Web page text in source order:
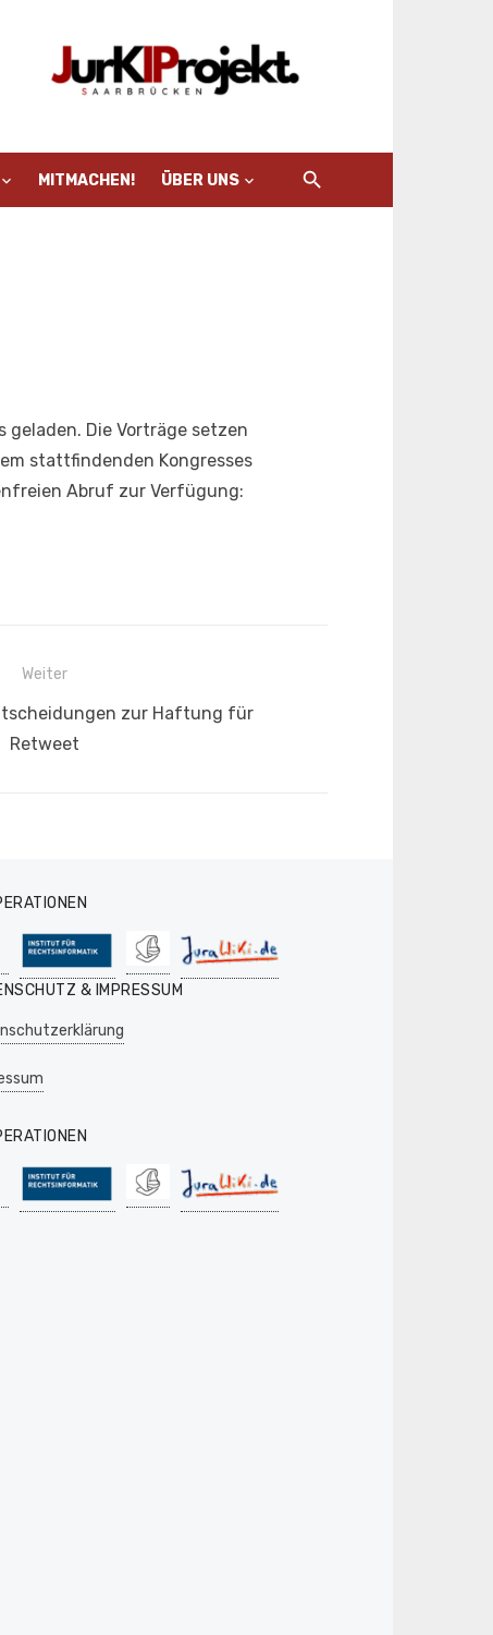
MITMACHEN! ÜBER UNS
geladen. Die Vorträge setzen
stattfindenden Kongresses
Abruf zur Verfügung:
Weiter
zur Haftung für
Retweet
& IMPRESSUM